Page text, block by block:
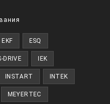
EKF ESQ
DRIVE IEK
INSTART INTEK
MEYERTEC